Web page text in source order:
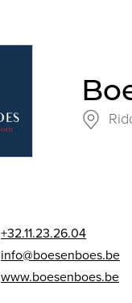
+32.11.23.26.04
info@boesenboes.be
www.boesenboes.be